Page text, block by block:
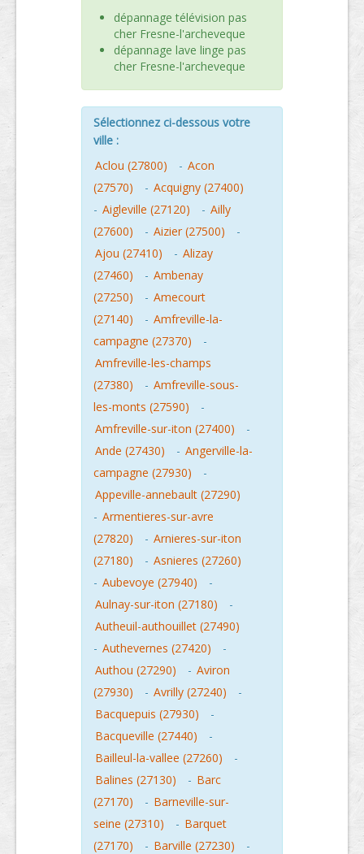
dépannage télévision pas
cher Fresne-l'archeveque
dépannage lave linge pas
cher Fresne-l'archeveque
Sélectionnez ci-dessous votre
ville :
Aclou (27800)
- Acon
(27570)
- Acquigny (27400)
- Aigleville (27120) - Ailly
(27600)
- Aizier (27500)
-
Ajou (27410)
- Alizay
(27460)
- Ambenay
(27250)
- Amecourt
(27140)
- Amfreville-la-
campagne (27370)
-
Amfreville-les-champs
(27380)
- Amfreville-sous-
les-monts (27590)
-
Amfreville-sur-iton (27400)
-
Ande (27430)
- Angerville-la-
campagne (27930)
-
Appeville-annebault (27290)
- Armentieres-sur-avre
(27820)
- Arnieres-sur-iton
(27180)
- Asnieres (27260)
- Aubevoye (27940)
-
Aulnay-sur-iton (27180)
-
Autheuil-authouillet (27490)
- Authevernes (27420)
-
Authou (27290)
- Aviron
(27930)
- Avrilly (27240)
-
Bacquepuis (27930)
-
Bacqueville (27440)
-
Bailleul-la-vallee (27260)
-
Balines (27130)
- Barc
(27170)
- Barneville-sur-
seine (27310)
- Barquet
(27170)
- Barville (27230)
-